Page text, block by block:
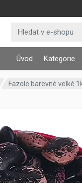
Úvod Kategorie
Fazole barevné velké